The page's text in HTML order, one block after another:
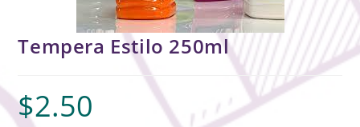
Tempera Estilo 250ml
$2.50